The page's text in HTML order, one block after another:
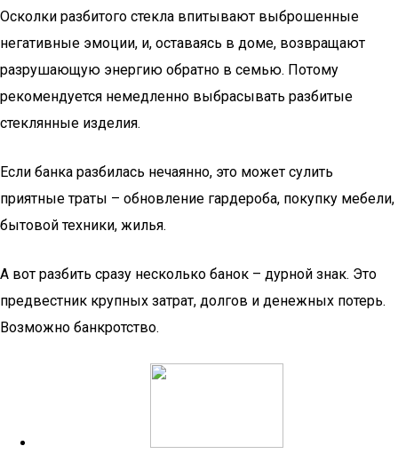
Осколки разбитого стекла впитывают выброшенные
негативные эмоции, и, оставаясь в доме, возвращают
разрушающую энергию обратно в семью. Потому
рекомендуется немедленно выбрасывать разбитые
стеклянные изделия.
Если банка разбилась нечаянно, это может сулить
приятные траты – обновление гардероба, покупку мебели,
бытовой техники, жилья.
А вот разбить сразу несколько банок – дурной знак. Это
предвестник крупных затрат, долгов и денежных потерь.
Возможно банкротство.